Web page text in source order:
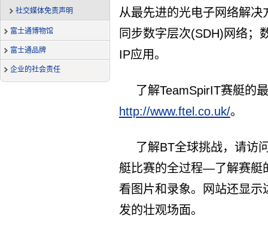
社交媒体免责声明
富士通博物馆
富士通品牌
企业的社会责任
从最先进的光电子网络解
同步数字层次(SDH)网络；
IP应用。
了解TeamSpirIT赛艇的
http://www.ftel.co.uk/。
了解BT全球挑战，请访
艇比赛的全过程—了解赛艇
看图片和录象。网站还显
发的壮观场面。